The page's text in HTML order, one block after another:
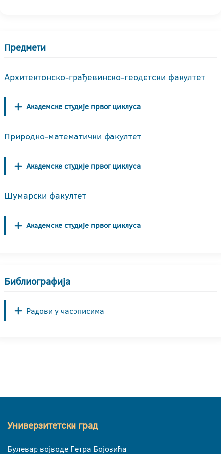
Предмети
Архитектонско-грађевинско-геодетски факултет
Академске студије првог циклуса
Природно-математички факултет
Академске студије првог циклуса
Шумарски факултет
Академске студије првог циклуса
Библиографија
Радови у часописима
Универзитетски град
Булевар војводе Петра Бојовића